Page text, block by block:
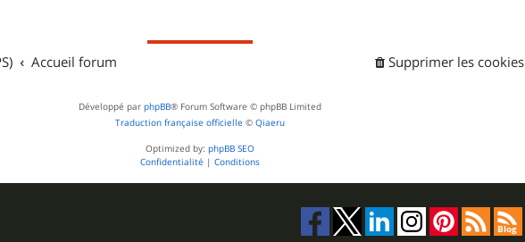
Accueil forum Supprimer les cookies
Développé par phpBB® Forum Software © phpBB Limited
Traduction française officielle © Qiaeru
Optimized by: phpBB SEO
Confidentialité | Conditions